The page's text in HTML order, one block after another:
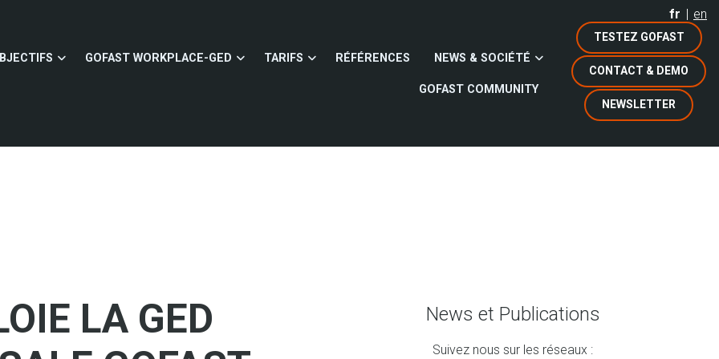
fr en
TESTEZ GOFAST
CONTACT & DEMO
NEWSLETTER
GOFAST WORKPLACE-GED TARIFS RÉFÉRENCES NEWS & SOCIÉTÉ
GOFAST COMMUNITY
LA GED
News et Publications
Suivez nous sur les réseaux :